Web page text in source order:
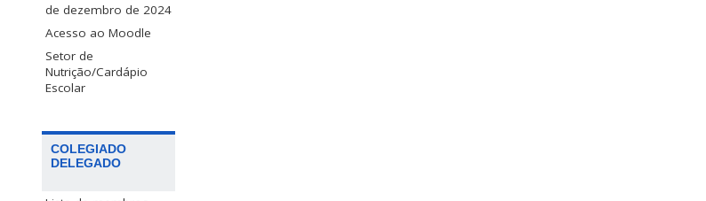
de dezembro de 2024
Acesso ao Moodle
Setor de
Nutrição/Cardápio
Escolar
COLEGIADO
DELEGADO